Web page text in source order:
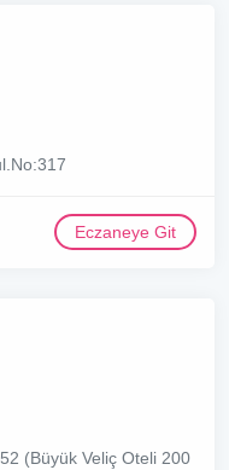
Eczaneye Git
(Büyük Veliç Oteli 200